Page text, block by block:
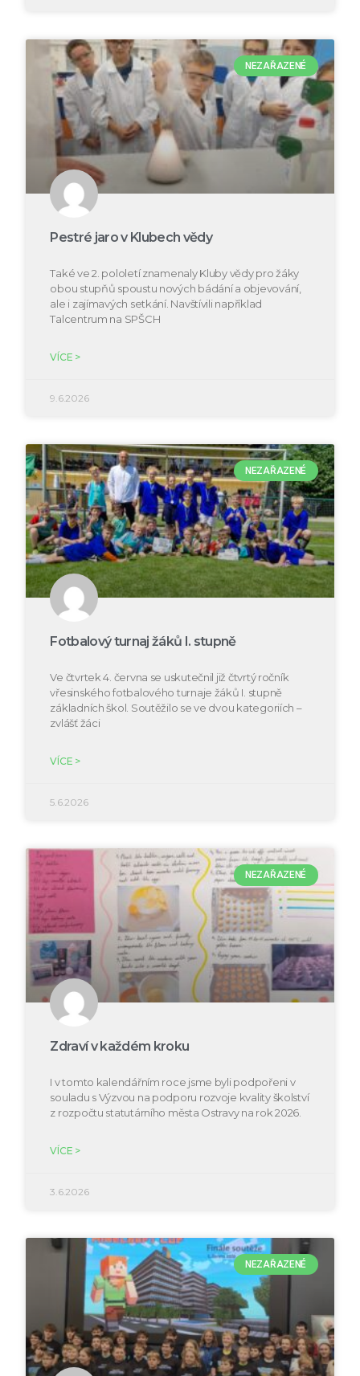
NEZAŘAZENÉ
Pestré jaro v Klubech vědy
Také ve 2. pololetí znamenaly Kluby vědy pro žáky
obou stupňů spoustu nových bádání a objevování,
ale i zajímavých setkání. Navštívili například
Talcentrum na SPŠCH
VÍCE >
9.6.2026
NEZAŘAZENÉ
Fotbalový turnaj žáků I. stupně
Ve čtvrtek 4. června se uskutečnil již čtvrtý ročník
vřesinského fotbalového turnaje žáků I. stupně
základních škol. Soutěžilo se ve dvou kategoriích –
zvlášť žáci
VÍCE >
5.6.2026
NEZAŘAZENÉ
Zdraví v každém kroku
I v tomto kalendářním roce jsme byli podpořeni v
souladu s Výzvou na podporu rozvoje kvality školství
z rozpočtu statutárního města Ostravy na rok 2026.
VÍCE >
3.6.2026
NEZAŘAZENÉ